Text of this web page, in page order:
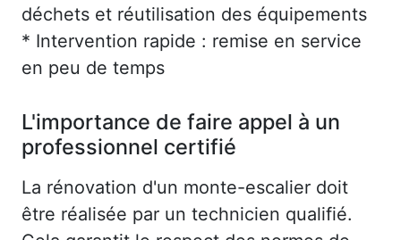
déchets et réutilisation des équipements
* Intervention rapide : remise en service
en peu de temps
L'importance de faire appel à un
professionnel certifié
La rénovation d'un monte-escalier doit
être réalisée par un technicien qualifié.